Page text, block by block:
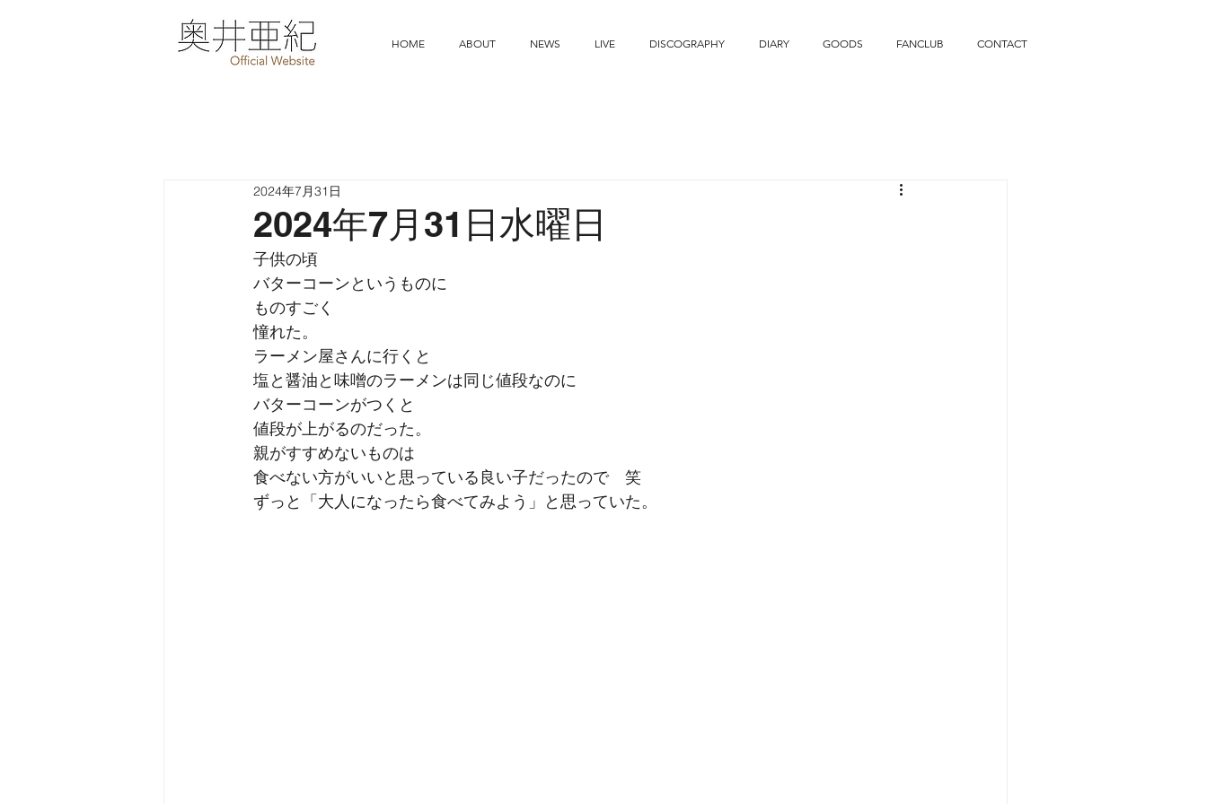
HOME ABOUT NEWS LIVE DISCOGRAPHY DIARY GOODS FANCLUB CONTACT
2024年7月31日水曜日
2024年7月31日
子供の頃
バターコーンというものに
ものすごく
憧れた。
ラーメン屋さんに行くと
塩と醤油と味噌のラーメンは同じ値段なのに
バターコーンがつくと
値段が上がるのだった。
親がすすめないものは
食べない方がいいと思っている良い子だったので　笑
ずっと「大人になったら食べてみよう」と思っていた。